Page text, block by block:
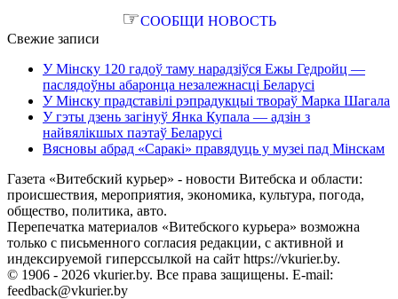
☞СООБЩИ НОВОСТЬ
Свежие записи
У Мінску 120 гадоў таму нарадзіўся Ежы Гедройц —
паслядоўны абаронца незалежнасці Беларусі
У Мінску прадставілі рэпрадукцыі твораў Марка Шагала
У гэты дзень загінуў Янка Купала — адзін з
найвялікшых паэтаў Беларусі
Вясновы абрад «Саракі» правядуць у музеі пад Мінскам
Газета «Витебский курьер» - новости Витебска и области:
происшествия, мероприятия, экономика, культура, погода,
общество, политика, авто.
Перепечатка материалов «Витебского курьера» возможна
только с письменного согласия редакции, с активной и
индексируемой гиперссылкой на сайт https://vkurier.by.
© 1906 - 2026 vkurier.by. Все права защищены. E-mail:
feedback@vkurier.by